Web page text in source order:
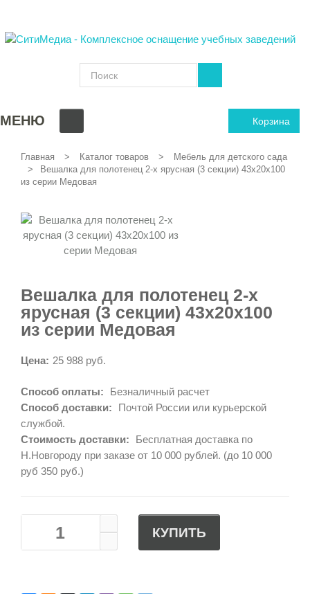
Корзина
МЕНЮ
Главная Каталог товаров
Мебель для детского сада
Вешалка для полотенец 2-х ярусная (3 секции) 43х20х100
из серии Медовая
Вешалка для полотенец 2-х
ярусная (3 секции) 43х20х100
из серии Медовая
Цена: 25 988 руб.
Способ оплаты:
Безналичный расчет
Способ доставки:
Почтой России или курьерской
службой.
Стоимость доставки:
Бесплатная доставка по
Н.Новгороду при заказе от 10 000 рублей. (до 10 000
руб 350 руб.)
КУПИТЬ